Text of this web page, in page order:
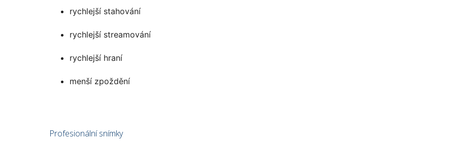
rychlejší stahování
rychlejší streamování
rychlejší hraní
menší zpoždění
Profesionální snímky